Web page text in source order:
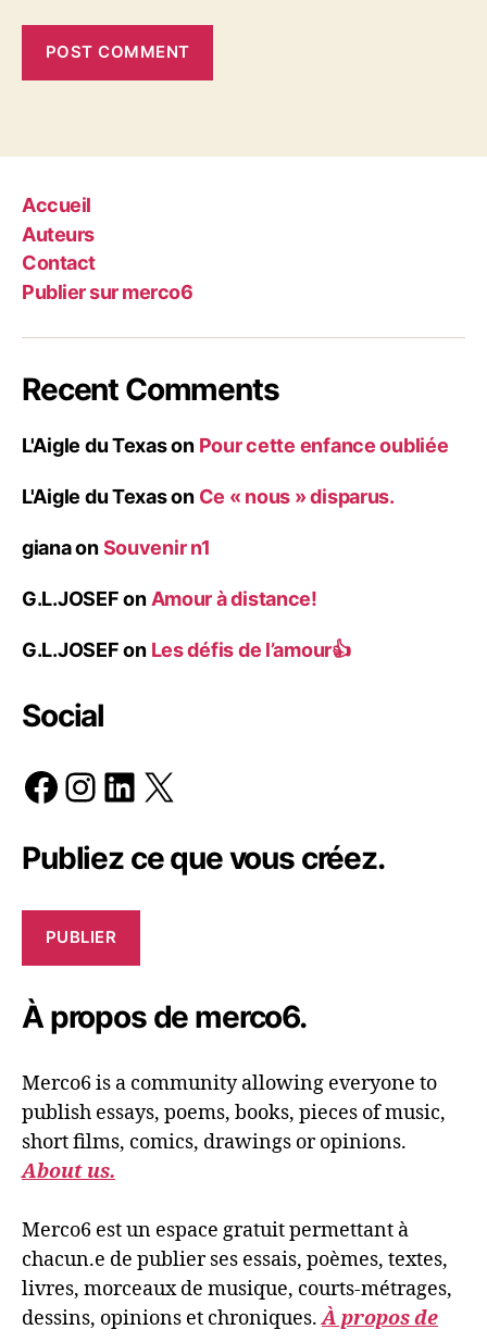
Accueil
Auteurs
Contact
Publier sur merco6
Recent Comments
L'Aigle du Texason Pour cette enfance oubliée
L'Aigle du Texason Ce « nous » disparus.
gianaonSouvenir n1
G.L.JOSEFon Amour à distance!
G.L.JOSEFon Les défis de l’amour👍
Social
Facebook
Instagram
LinkedIn
X
Publiez ce que vous créez.
PUBLIER
À propos de merco6.
Merco6 is a community allowing everyone to
publish essays, poems, books, pieces of music,
short films, comics, drawings or opinions.
About us.
Merco6 est un espace gratuit permettant à
chacun.e de publier ses essais, poèmes, textes,
livres, morceaux de musique, courts-métrages,
dessins, opinions et chroniques.À propos de